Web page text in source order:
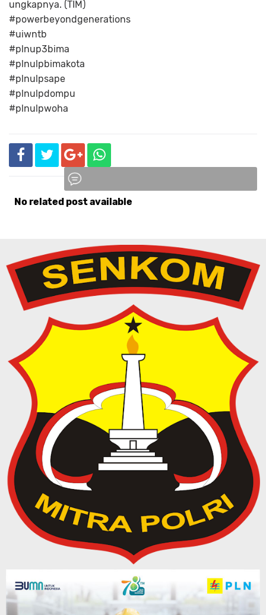
ungkapnya. (TIM)
#powerbeyondgenerations
#uiwntb
#plnup3bima
#plnulpbimakota
#plnulpsape
#plnulpdompu
#plnulpwoha
No related post available